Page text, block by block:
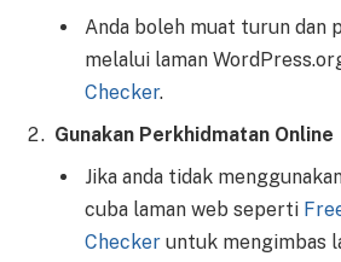
Anda boleh muat turun dan
melalui laman
Checker.
Gunakan Perkhidmatan Online
Jika anda tidak
cuba laman web seperti
Checker untuk mengimbas